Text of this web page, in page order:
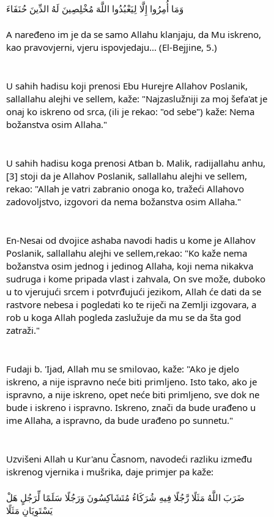
وَمَا أُمِرُوا إِلَّا لِيَعْبُدُوا اللَّهَ مُخْلِصِينَ لَهُ الدِّينَ حُنَفَاءَ
A naređeno im je da se samo Allahu klanjaju, da Mu iskreno,
kao pravovjerni, vjeru ispovjedaju... (El-Bejjine, 5.)
U sahih hadisu koji prenosi Ebu Hurejre Allahov Poslanik,
sallallahu alejhi ve sellem, kaže: "Najzaslužniji za moj šefa'at je
onaj ko iskreno od srca, (ili je rekao: "od sebe") kaže: Nema
božanstva osim Allaha."
U sahih hadisu koga prenosi Atban b. Malik, radijallahu anhu,
[3] stoji da je Allahov Poslanik, sallallahu alejhi ve sellem,
rekao: "Allah je vatri zabranio onoga ko, tražeći Allahovo
zadovoljstvo, izgovori da nema božanstva osim Allaha."
En-Nesai od dvojice ashaba navodi hadis u kome je Allahov
Poslanik, sallallahu alejhi ve sellem,rekao: "Ko kaže nema
božanstva osim jednog i jedinog Allaha, koji nema nikakva
sudruga i kome pripada vlast i zahvala, On sve može, duboko
u to vjerujući srcem i potvrđujući jezikom, Allah će dati da se
rastvore nebesa i pogledati ko te riječi na Zemlji izgovara, a
rob u koga Allah pogleda zaslužuje da mu se da šta god
zatraži."
Fudaji b. 'Ijad, Allah mu se smilovao, kaže: "Ako je djelo
iskreno, a nije ispravno neće biti primljeno. Isto tako, ako je
ispravno, a nije iskreno, opet neće biti primljeno, sve dok ne
bude i iskreno i ispravno. Iskreno, znači da bude urađeno u
ime Allaha, a ispravno, da bude urađeno po sunnetu."
Uzvišeni Allah u Kur'anu Časnom, navodeći razliku između
iskrenog vjernika i mušrika, daje primjer pa kaže:
ضَرَبَ اللَّهُ مَثَلًا رَّجُلًا فِيهِ شُرَكَاءُ مُتَشَاكِسُونَ وَرَجُلًا سَلَمًا لِّرَجُلٍ هَلْ
يَسْتَوِيَانِ مَثَلًا